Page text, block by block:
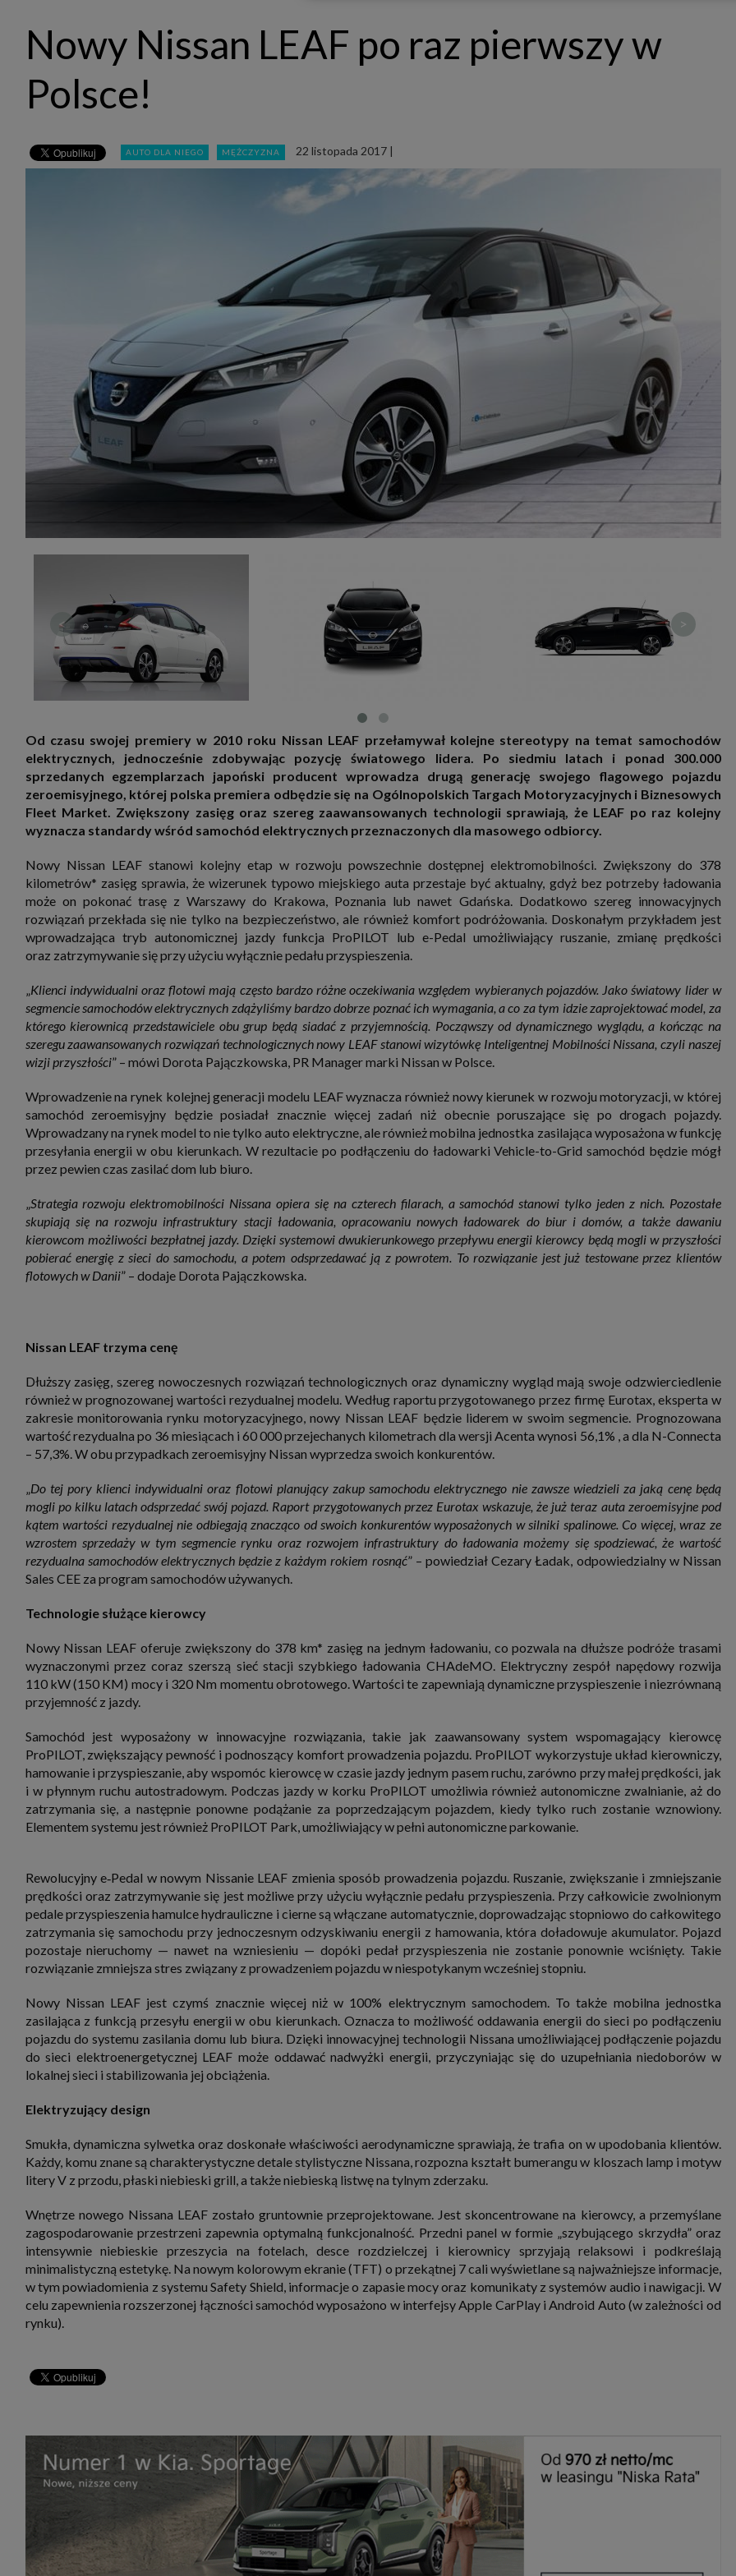
takie nie wymaga dodatkowej zgody z Twojej strony, ale możesz mu się w każdej chwili sprzeciwić. O
zdecydujesz inaczej, dokonując stosownych zmian ustawień w Twojej przeglądarce, podmioty z Grupy
będą również instalować na Twoich urządzeniach pliki cookies i podobne oraz odczytywać informacje z
plików. Bliższe informacje o cookies znajdziesz w akapicie „Cookies” pod koniec tej informacji.
PODMIIOTY ZALEŻNE:
http://www.biznesistyl.pl/
http://www.sagier.pl/
Jeżeli wyrazisz zgodę, o którą wyżej prosimy, administratorami Twoich danych osobowych będą
Zaufani Partnerzy. Listę Zaufanych Partnerów możesz sprawdzić w każdym momencie na stronie naszej
prywatności
i tam też zmodyfikować lub cofnąć swoje zgody.
Podstawa i cel przetwarzania
Twoje dane przetwarzamy w następujących celach:
1. Jeśli zawieramy z Tobą umowę o realizację danej usługi (np. usługi zapewniającej Ci możliwość
z jednym z naszych serwisów w oparciu o treść regulaminu tego serwisu), to możemy przetwarzać Twoje
zakresie niezbędnym do realizacji tej umowy.
2. Zapewnianie bezpieczeństwa usługi (np. sprawdzenie, czy do Twojego konta nie loguje się
osoba), dokonanie pomiarów statystycznych, ulepszanie naszych usług i dopasowanie ich do potrzeb i
użytkowników (np. personalizowanie treści w usługach), jak również prowadzenie marketingu i
własnych usług (np. jeśli interesujesz się motoryzacją i oglądasz artykuły w biznesistyl.pl lub na innych
internetowych, to możemy Ci wyświetlić reklamę dotyczącą artykułu w serwisie biznesistyl.pl/automoto.
przetwarzanie danych to realizacja naszych prawnie uzasadnionych interesów.
3. Za Twoją zgodą usługi marketingowe dostarczą Ci nasi Zaufani Partnerzy oraz my dla podmiotów
móc pokazać interesujące Cię reklamy (np. produktu, którego możesz potrzebować)
przedstawiciele chcieliby mieć możliwość przetwarzania Twoich danych związanych z odwiedzanymi
Ciebie stronami internetowymi. Udzielenie takiej zgody jest dobrowolne, nie musisz jej udzielać, nie
Cię to dostępu do naszych usług. Masz również możliwość ograniczenia zakresu lub zmiany zgody w
momencie.
przedawnienia roszczeń z niej (zwykle nie więcej niż 3 lata, a maksymalnie 10 lat), a w
podstawą przetwarzania danych jest uzasadniony interes administratora, do czasu zgłoszenia przez
skutecznego sprzeciwu.
Przekazywanie danych
Administratorzy danych mogą powierzać Twoje dane podwykonawcom IT, księgowym,
marketingowym etc. Zrobią to jedynie na podstawie umowy o powierzenie przetwarzania
zbierania i przetwarzania danych osobowych w celu personalizowania treści i reklam oraz analizowania
stronach, aplikacjach i w Internecie. W ten sposób technologię tę wykorzystują również podmioty z
SAGIER oraz nasi Zaufani Partnerzy, którzy także chcą dopasowywać reklamy do Twoich preferencji.
dane informatyczne zapisywane w plikach i przechowywane na Twoim urządzeniu końcowym (tj. twój
tablet, smartphone itp.), które przeglądarka wysyła do serwera przy każdorazowym wejściu na stronę
urządzenia, podczas gdy odwiedzasz strony w Internecie. Szczegółową informację na temat plików
funkcjonowania znajdzieszpod tym linkiem . Pod tym linkiem znajdziesz także informację o tym jak
ustawienia przeglądarki, aby ograniczyć lub wyłączyć funkcjonowanie plików cookies itp. oraz jak
pliki z Twojego urządzenia.
Twoje uprawnienia
Przysługują Ci następujące uprawnienia wobec Twoich danych i ich przetwarzania przez nas, inne
Grupy SAGIER i Zaufanych Partnerów:
1. Jeśli udzieliłeś zgody na przetwarzanie danych możesz ją w każdej chwili wycofać (cofnięcie zgody
nie uchyli zgodności z prawem przetwarzania już dokonanego na jej podstawie);
2. Masz również prawo żądania dostępu do Twoich danych osobowych, ich sprostowania,
ograniczenia przetwarzania, prawo do przeniesienia danych, wyrażenia sprzeciwu wobec przetwarzania
uprawnień.
Nowy Nissan LEAF po raz pierwszy w
Polsce!
AUTO DLA NIEGO MĘŻCZYZNA 22 listopada 2017|
< >
Od czasu swojej premiery w 2010 roku Nissan LEAF przełamywał kolejne stereotypy na temat samochodów
elektrycznych, jednocześnie zdobywając pozycję światowego lidera. Po siedmiu latach i ponad 300.000
sprzedanych egzemplarzach japoński producent wprowadza drugą generację swojego flagowego pojazdu
zeroemisyjnego, której polska premiera odbędzie się na Ogólnopolskich Targach Motoryzacyjnych i Biznesowych
Fleet Market. Zwiększony zasięg oraz szereg zaawansowanych technologii sprawiają, że LEAF po raz kolejny
wyznacza standardy wśród samochód elektrycznych przeznaczonych dla masowego odbiorcy.
Nowy Nissan LEAF stanowi kolejny etap w rozwoju powszechnie dostępnej elektromobilności. Zwiększony do 378
kilometrów* zasięg sprawia, że wizerunek typowo miejskiego auta przestaje być aktualny, gdyż bez potrzeby ładowania
może on pokonać trasę z Warszawy do Krakowa, Poznania lub nawet Gdańska. Dodatkowo szereg innowacyjnych
rozwiązań przekłada się nie tylko na bezpieczeństwo, ale również komfort podróżowania. Doskonałym przykładem jest
wprowadzająca tryb autonomicznej jazdy funkcja ProPILOT lub e-Pedal umożliwiający ruszanie, zmianę prędkości
oraz zatrzymywanie się przy użyciu wyłącznie pedału przyspieszenia.
„Klienci indywidualni oraz flotowi mają często bardzo różne oczekiwania względem wybieranych pojazdów. Jako światowy lider w
segmencie samochodów elektrycznych zdążyliśmy bardzo dobrze poznać ich wymagania, a co za tym idzie zaprojektować model, za
którego kierownicą przedstawiciele obu grup będą siadać z przyjemnością. Począwszy od dynamicznego wyglądu, a kończąc na
szeregu zaawansowanych rozwiązań technologicznych nowy LEAF stanowi wizytówkę Inteligentnej Mobilności Nissana, czyli naszej
wizji przyszłości” – mówi Dorota Pajączkowska, PR Manager marki Nissan w Polsce.
Wprowadzenie na rynek kolejnej generacji modelu LEAF wyznacza również nowy kierunek w rozwoju motoryzacji, w której
samochód zeroemisyjny będzie posiadał znacznie więcej zadań niż obecnie poruszające się po drogach pojazdy.
Wprowadzany na rynek model to nie tylko auto elektryczne, ale również mobilna jednostka zasilająca wyposażona w funkcję
przesyłania energii w obu kierunkach. W rezultacie po podłączeniu do ładowarki Vehicle-to-Grid samochód będzie mógł
przez pewien czas zasilać dom lub biuro.
„Strategia rozwoju elektromobilności Nissana opiera się na czterech filarach, a samochód stanowi tylko jeden z nich. Pozostałe
skupiają się na rozwoju infrastruktury stacji ładowania, opracowaniu nowych ładowarek do biur i domów, a także dawaniu
kierowcom możliwości bezpłatnej jazdy. Dzięki systemowi dwukierunkowego przepływu energii kierowcy będą mogli w przyszłości
pobierać energię z sieci do samochodu, a potem odsprzedawać ją z powrotem. To rozwiązanie jest już testowane przez klientów
flotowych w Danii” – dodaje Dorota Pajączkowska.
Nissan LEAF trzyma cenę
Dłuższy zasięg, szereg nowoczesnych rozwiązań technologicznych oraz dynamiczny wygląd mają swoje odzwierciedlenie
również w prognozowanej wartości rezydualnej modelu. Według raportu przygotowanego przez firmę Eurotax, eksperta w
zakresie monitorowania rynku motoryzacyjnego, nowy Nissan LEAF będzie liderem w swoim segmencie. Prognozowana
wartość rezydualna po 36 miesiącach i 60 000 przejechanych kilometrach dla wersji Acenta wynosi 56,1% , a dla N-Connecta
– 57,3%. W obu przypadkach zeroemisyjny Nissan wyprzedza swoich konkurentów.
„Do tej pory klienci indywidualni oraz flotowi planujący zakup samochodu elektrycznego nie zawsze wiedzieli za jaką cenę będą
mogli po kilku latach odsprzedać swój pojazd. Raport przygotowanych przez Eurotax wskazuje, że już teraz auta zeroemisyjne pod
kątem wartości rezydualnej nie odbiegają znacząco od swoich konkurentów wyposażonych w silniki spalinowe. Co więcej, wraz ze
wzrostem sprzedaży w tym segmencie rynku oraz rozwojem infrastruktury do ładowania możemy się spodziewać, że wartość
rezydualna samochodów elektrycznych będzie z każdym rokiem rosnąć” – powiedział Cezary Ładak, odpowiedzialny w Nissan
Sales CEE za program samochodów używanych.
Technologie służące kierowcy
Nowy Nissan LEAF oferuje zwiększony do 378 km* zasięg na jednym ładowaniu, co pozwala na dłuższe podróże trasami
wyznaczonymi przez coraz szerszą sieć stacji szybkiego ładowania CHAdeMO. Elektryczny zespół napędowy rozwija
110 kW (150 KM) mocy i 320 Nm momentu obrotowego. Wartości te zapewniają dynamiczne przyspieszenie i niezrównaną
przyjemność z jazdy.
Samochód jest wyposażony w innowacyjne rozwiązania, takie jak zaawansowany system wspomagający kierowcę
ProPILOT, zwiększający pewność i podnoszący komfort prowadzenia pojazdu. ProPILOT wykorzystuje układ kierowniczy,
hamowanie i przyspieszanie, aby wspomóc kierowcę w czasie jazdy jednym pasem ruchu, zarówno przy małej prędkości, jak
i w płynnym ruchu autostradowym. Podczas jazdy w korku ProPILOT umożliwia również autonomiczne zwalnianie, aż do
zatrzymania się, a następnie ponowne podążanie za poprzedzającym pojazdem, kiedy tylko ruch zostanie wznowiony.
Elementem systemu jest również ProPILOT Park, umożliwiający w pełni autonomiczne parkowanie.
Rewolucyjny e‑Pedal w nowym Nissanie LEAF zmienia sposób prowadzenia pojazdu. Ruszanie, zwiększanie i zmniejszanie
prędkości oraz zatrzymywanie się jest możliwe przy użyciu wyłącznie pedału przyspieszenia. Przy całkowicie zwolnionym
pedale przyspieszenia hamulce hydrauliczne i cierne są włączane automatycznie, doprowadzając stopniowo do całkowitego
zatrzymania się samochodu przy jednoczesnym odzyskiwaniu energii z hamowania, która doładowuje akumulator. Pojazd
pozostaje nieruchomy — nawet na wzniesieniu — dopóki pedał przyspieszenia nie zostanie ponownie wciśnięty. Takie
rozwiązanie zmniejsza stres związany z prowadzeniem pojazdu w niespotykanym wcześniej stopniu.
Nowy Nissan LEAF jest czymś znacznie więcej niż w 100% elektrycznym samochodem. To także mobilna jednostka
zasilająca z funkcją przesyłu energii w obu kierunkach. Oznacza to możliwość oddawania energii do sieci po podłączeniu
pojazdu do systemu zasilania domu lub biura. Dzięki innowacyjnej technologii Nissana umożliwiającej podłączenie pojazdu
do sieci elektroenergetycznej LEAF może oddawać nadwyżki energii, przyczyniając się do uzupełniania niedoborów w
lokalnej sieci i stabilizowania jej obciążenia.
Elektryzujący design
Smukła, dynamiczna sylwetka oraz doskonałe właściwości aerodynamiczne sprawiają, że trafia on w upodobania klientów.
Każdy, komu znane są charakterystyczne detale stylistyczne Nissana, rozpozna kształt bumerangu w kloszach lamp i motyw
litery V z przodu, płaski niebieski grill, a także niebieską listwę na tylnym zderzaku.
Wnętrze nowego Nissana LEAF zostało gruntownie przeprojektowane. Jest skoncentrowane na kierowcy, a przemyślane
zagospodarowanie przestrzeni zapewnia optymalną funkcjonalność. Przedni panel w formie „szybującego skrzydła” oraz
intensywnie niebieskie przeszycia na fotelach, desce rozdzielczej i kierownicy sprzyjają relaksowi i podkreślają
minimalistyczną estetykę. Na nowym kolorowym ekranie (TFT) o przekątnej 7 cali wyświetlane są najważniejsze informacje,
w tym powiadomienia z systemu Safety Shield, informacje o zapasie mocy oraz komunikaty z systemów audio i nawigacji. W
celu zapewnienia rozszerzonej łączności samochód wyposażono w interfejsy Apple CarPlay i Android Auto (w zależności od
rynku).